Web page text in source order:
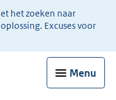
het zoeken naar
Excuses voor
Menu